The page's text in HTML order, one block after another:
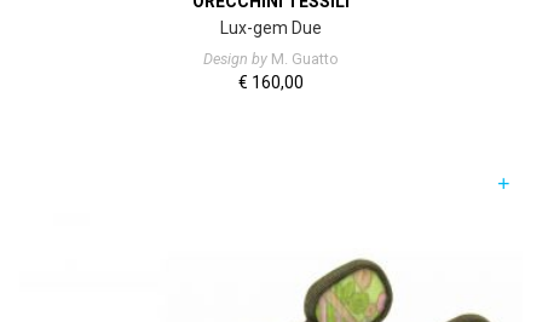
Lux-gem Due
Design by M. Guatto
€ 160,00
+